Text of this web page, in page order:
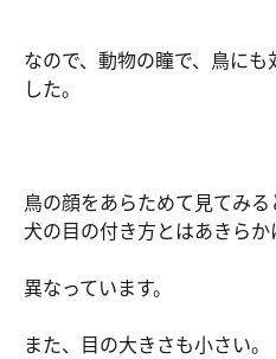
なので、動物の瞳で、鳥に
した。
鳥の顔をあらためて見てみ
犬の目の付き方とはあきらか
異なっています。
また、目の大きさも小さい。